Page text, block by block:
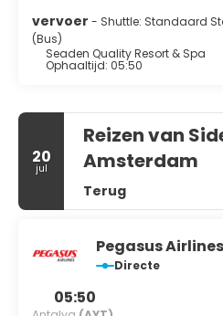
vervoer - Shuttle: Standaard
(Bus)
Seaden Quality Resort & Spa
Ophaaltijd: 05:50
20
jul
Reizen van
Amsterdam
Terug
Pegasus Airlines
Directe
05:50